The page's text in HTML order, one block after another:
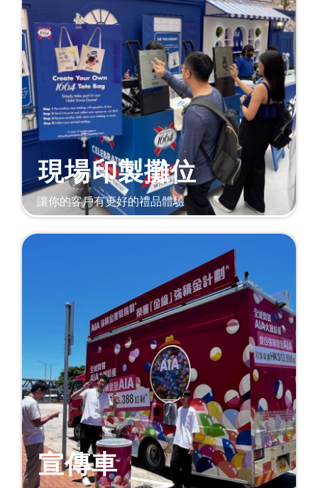
現場印製攤位
讓你的客戶有更好的禮品體驗
宣傳車